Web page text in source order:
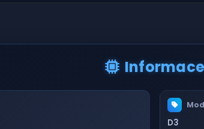
Informace
D3